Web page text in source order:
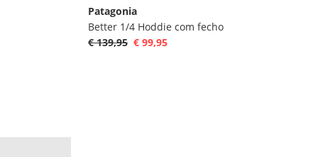
Patagonia
Better 1/4 Hoddie com fecho
€ 139,95 € 99,95